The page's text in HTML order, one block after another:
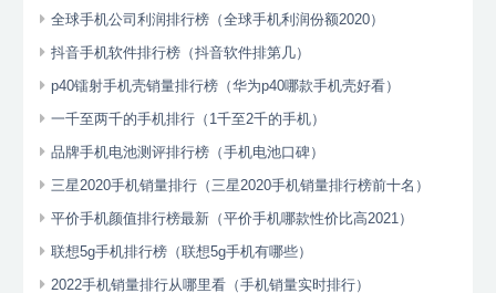
全球手机公司利润排行榜（全球手机利润份额2020）
抖音手机软件排行榜（抖音软件排第几）
p40镭射手机壳销量排行榜（华为p40哪款手机壳好看）
一千至两千的手机排行（1千至2千的手机）
品牌手机电池测评排行榜（手机电池口碑）
三星2020手机销量排行（三星2020手机销量排行榜前十名）
平价手机颜值排行榜最新（平价手机哪款性价比高2021）
联想5g手机排行榜（联想5g手机有哪些）
2022手机销量排行从哪里看（手机销量实时排行）